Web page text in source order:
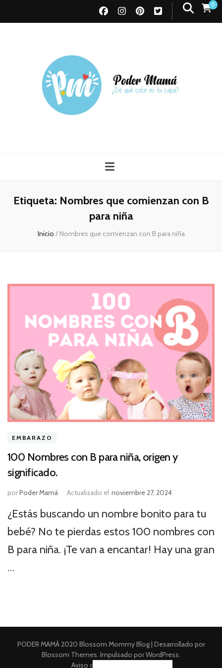
0
Etiqueta: Nombres que comienzan con B
para niña
Inicio / Nombres que comienzan con B para niña
EMBARAZO
100 Nombres con B para niña, origen y
significado.
porPoder Mamá Actualizado el noviembre 27, 2024
¿Estás buscando un nombre bonito para tu
bebé? No te pierdas estos 100 nombres con
B para niña. ¡Te van a encantar! Hay una gran
…
PODER MAMÁ 2020 Blossom Mommy Blog | Desarrollado por
Blossom Themes. Impulsado porWordPress.
Aviso de Privacidad Integral